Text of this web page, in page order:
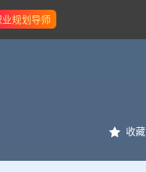
规划导师
收藏